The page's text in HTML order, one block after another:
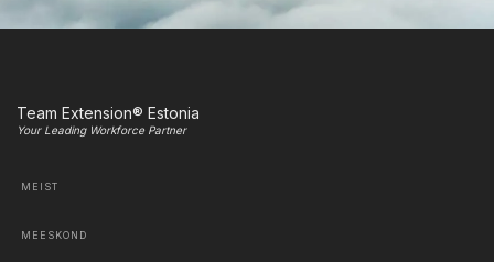
Team Extension® Estonia
Your Leading Workforce Partner
MEIST
MEESKOND